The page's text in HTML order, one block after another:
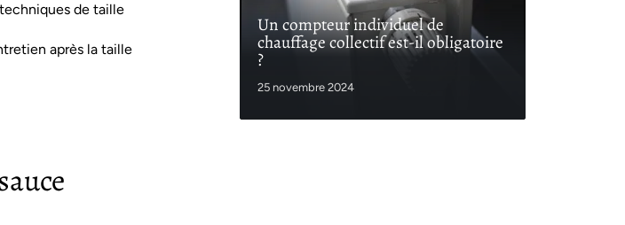
de taille
après la taille
Un compteur individuel de
chauffage collectif est-il obligatoire
?
25 novembre 2024